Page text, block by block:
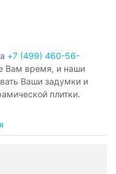
+7 (499) 460-56-
Вам время, и наши
Ваши задумки и
плитки.